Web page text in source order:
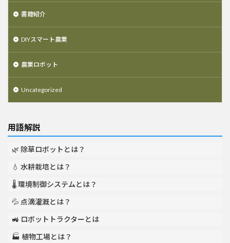
書籍紹介
DIYスマート農業
農業ロボット
Uncategorized
用語解説
🌿 除草ロボットとは？
💧 水耕栽培とは？
🌡️ 環境制御システムとは？
💦 点滴灌漑とは？
🚜 ロボットトラクターとは
🏭 植物工場とは？